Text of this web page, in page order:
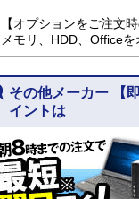
【オプションをご注文時
メモリ、HDD、Office
その他メーカー 【
イントは